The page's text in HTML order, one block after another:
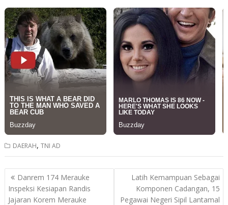
DAERAH,TNI AD
Post
navigation
Danrem 174 Merauke
Inspeksi Kesiapan Randis
Jajaran Korem Merauke
Latih Kemampuan Sebagai
Komponen Cadangan, 15
Pegawai Negeri Sipil Lantamal